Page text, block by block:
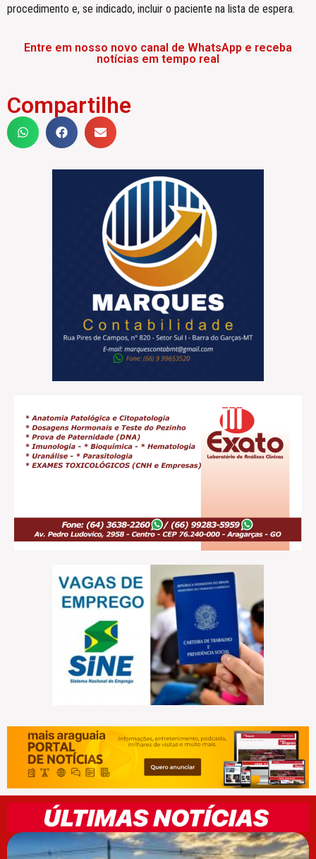
procedimento e, se indicado, incluir o paciente na lista de espera.
Entre em nosso novo canal de WhatsApp e receba
notícias em tempo real
Compartilhe